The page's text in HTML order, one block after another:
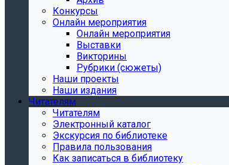
Конкурсы
Онлайн мероприятия
Онлайн мероприятия
Выставки
Викторины
Рубрики (сюжеты)
Наши проекты
Наши издания
Читателям
Читателям
Электронный каталог
Экскурсия по библиотеке
Правила пользования
Как записаться в библиотеку